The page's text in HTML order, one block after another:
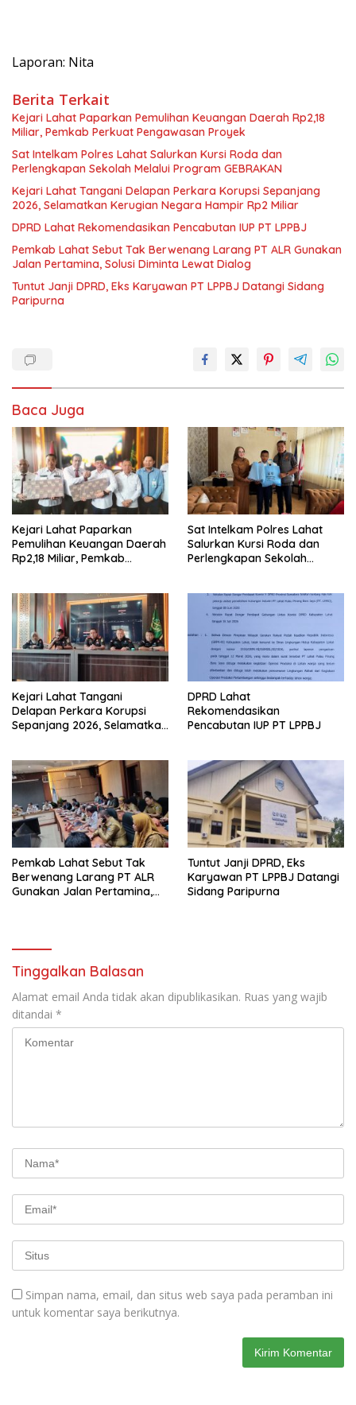
Laporan: Nita
Berita Terkait
Kejari Lahat Paparkan Pemulihan Keuangan Daerah Rp2,18
Miliar, Pemkab Perkuat Pengawasan Proyek
Sat Intelkam Polres Lahat Salurkan Kursi Roda dan
Perlengkapan Sekolah Melalui Program GEBRAKAN
Kejari Lahat Tangani Delapan Perkara Korupsi Sepanjang
2026, Selamatkan Kerugian Negara Hampir Rp2 Miliar
DPRD Lahat Rekomendasikan Pencabutan IUP PT LPPBJ
Pemkab Lahat Sebut Tak Berwenang Larang PT ALR Gunakan
Jalan Pertamina, Solusi Diminta Lewat Dialog
Tuntut Janji DPRD, Eks Karyawan PT LPPBJ Datangi Sidang
Paripurna
Baca Juga
Kejari Lahat Paparkan
Pemulihan Keuangan Daerah
Rp2,18 Miliar, Pemkab
Sat Intelkam Polres Lahat
Salurkan Kursi Roda dan
Perlengkapan Sekolah
Kejari Lahat Tangani
Delapan Perkara Korupsi
Sepanjang 2026, Selamatkan
DPRD Lahat
Rekomendasikan
Pencabutan IUP PT LPPBJ
Pemkab Lahat Sebut Tak
Berwenang Larang PT ALR
Gunakan Jalan Pertamina,
Tuntut Janji DPRD, Eks
Karyawan PT LPPBJ Datangi
Sidang Paripurna
Tinggalkan Balasan
Alamat email Anda tidak akan dipublikasikan. Ruas yang wajib
ditandai *
Simpan nama, email, dan situs web saya pada peramban ini
untuk komentar saya berikutnya.